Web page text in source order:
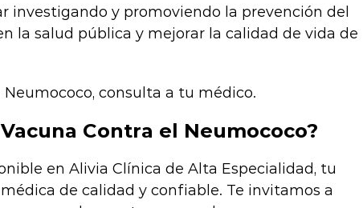
investigando y promoviendo la prevención del
la salud pública y mejorar la calidad de vida de
consulta a tu médico.
Contra el Neumococo?
en Alivia Clínica de Alta Especialidad, tu
de calidad y confiable. Te invitamos a